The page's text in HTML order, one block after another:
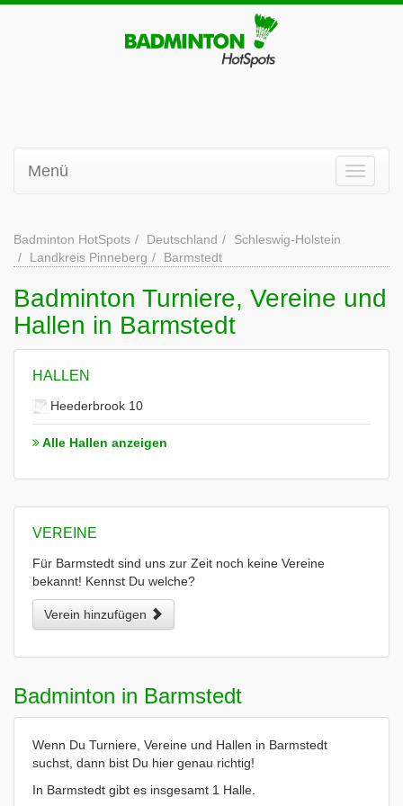
Menü
Badminton HotSpots Deutschland
Schleswig-Holstein
Landkreis Pinneberg
Barmstedt
Badminton Turniere, Vereine und
Hallen in Barmstedt
HALLEN
Heederbrook 10
Alle Hallen anzeigen
VEREINE
Für Barmstedt sind uns zur Zeit noch keine Vereine
bekannt! Kennst Du welche?
Verein hinzufügen
Badminton in Barmstedt
Wenn Du Turniere, Vereine und Hallen in Barmstedt
suchst, dann bist Du hier genau richtig!
In Barmstedt gibt es insgesamt 1 Halle.